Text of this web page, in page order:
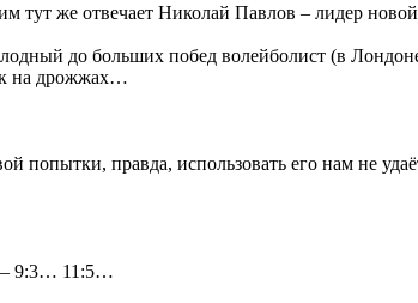
тут же отвечает Николай Павлов – лидер
до больших побед волейболист (в
на дрожжах…
попытки, правда, использовать его нам не
– 9:3… 11:5…